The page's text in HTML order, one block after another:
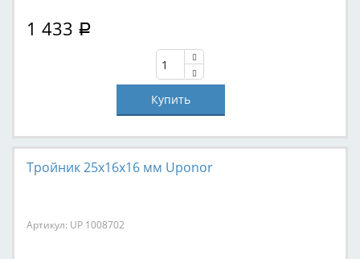
1 433 Р
Тройник 25x16x16 мм Uponor
Артикул: UP 1008702